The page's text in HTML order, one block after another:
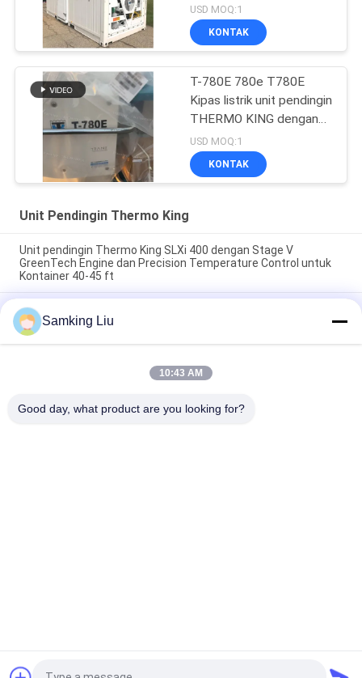
USD MOQ:1
KONTAK
T-780E 780e T780E
Kipas listrik unit pendingin
THERMO KING dengan
mesin diesel dengan
siaga listrik buatan China
USD MOQ:1
KONTAK
Unit Pendingin Thermo King
Unit pendingin Thermo King SLXi 400 dengan Stage V
GreenTech Engine dan Precision Temperature Control untuk
Kontainer 40-45 ft
model Legend L-1880 30/50 THERMO KING unit pendingin
trailer baru pasar Asia Pasifik ekonomi bahan bakar yang lebih
baik dan kinerja pendingin yang lebih kuat
T-880 Pro T-80 T-680Pro/T-780Pro/T-1080Pro/T-1280Pro Unit
Peralatan Pendinginan Kulkas Self-Powered Truck Box
Samking Liu
10:43 AM
Good day, what product are you looking for?